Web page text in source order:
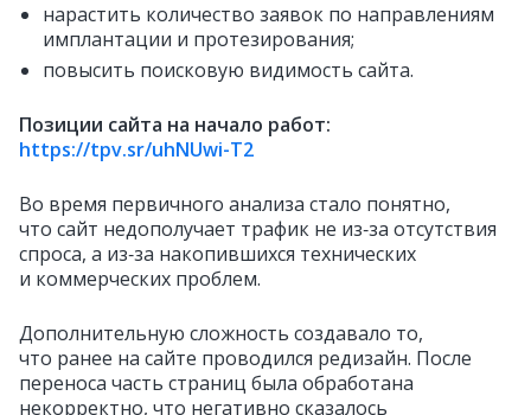
нарастить количество заявок по направлениям
имплантации и протезирования;
повысить поисковую видимость сайта.
Позиции сайта на начало работ:
https://tpv.sr/uhNUwi-T2
Во время первичного анализа стало понятно,
что сайт недополучает трафик не из‑за отсутствия
спроса, а из‑за накопившихся технических
и коммерческих проблем.
Дополнительную сложность создавало то,
что ранее на сайте проводился редизайн. После
переноса часть страниц была обработана
некорректно, что негативно сказалось